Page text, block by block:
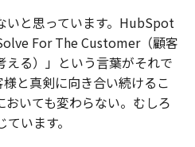
いと思っています。HubSpot
For The Customer（顧客
える）」という言葉がそれで
と真剣に向き合い続けるこ
いても変わらない。むしろ
います。